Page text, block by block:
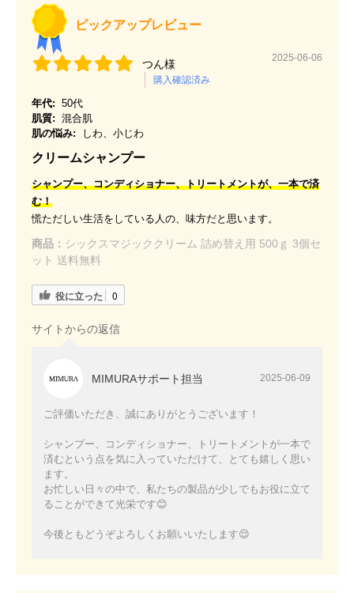
ピックアップレビュー
つん様
購入確認済み
2025-06-06
年代: 50代
肌質: 混合肌
肌の悩み:
しわ、小じわ
クリームシャンプー
シャンプー、コンディショナー、トリートメントが、一本で済
む！
慌ただしい生活をしている人の、味方だと思います。
商品： シックスマジッククリーム 詰め替え用 500ｇ 3個セ
ット 送料無料
役に立った 0
サイトからの返信
MIMURAサポート担当 2025-06-09
ご評価いただき、誠にありがとうございます！
シャンプー、コンディショナー、トリートメントが一本で
済むという点を気に入っていただけて、とても嬉しく思い
ます。
お忙しい日々の中で、私たちの製品が少しでもお役に立て
ることができて光栄です😊
今後ともどうぞよろしくお願いいたします😌